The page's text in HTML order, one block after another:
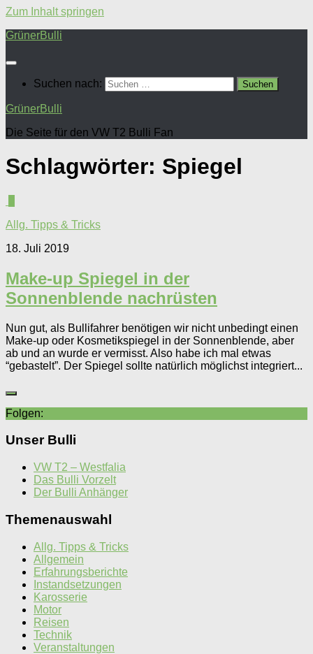
Zum Inhalt springen
GrünerBulli
Suchen nach:
GrünerBulli
Die Seite für den VW T2 Bulli Fan
Schlagwörter: Spiegel
Allg. Tipps & Tricks
18. Juli 2019
Make-up Spiegel in der
Sonnenblende nachrüsten
Nun gut, als Bullifahrer benötigen wir nicht unbedingt einen
Make-up oder Kosmetikspiegel in der Sonnenblende, aber
ab und an wurde er vermisst. Also habe ich mal etwas
“gebastelt”. Der Spiegel sollte natürlich möglichst integriert...
Folgen:
Unser Bulli
VW T2 – Westfalia
Das Bulli Vorzelt
Der Bulli Anhänger
Themenauswahl
Allg. Tipps & Tricks
Allgemein
Erfahrungsberichte
Instandsetzungen
Karosserie
Motor
Reisen
Technik
Veranstaltungen